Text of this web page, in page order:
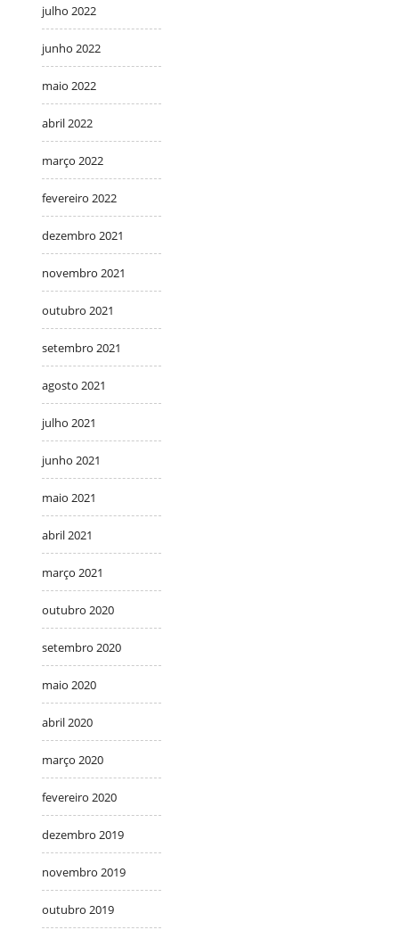
julho 2022
junho 2022
maio 2022
abril 2022
março 2022
fevereiro 2022
dezembro 2021
novembro 2021
outubro 2021
setembro 2021
agosto 2021
julho 2021
junho 2021
maio 2021
abril 2021
março 2021
outubro 2020
setembro 2020
maio 2020
abril 2020
março 2020
fevereiro 2020
dezembro 2019
novembro 2019
outubro 2019